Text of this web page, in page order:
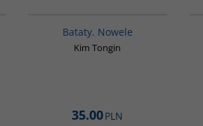
Bataty. Nowele
Kim Tongin
35.00PLN